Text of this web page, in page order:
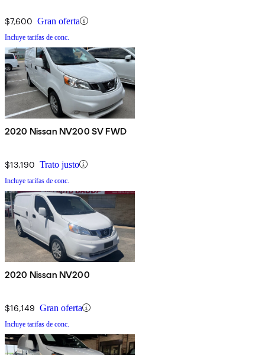
$7,600 Gran oferta
Incluye tarifas de conc.
2020 Nissan NV200 SV FWD
$13,190 Trato justo
Incluye tarifas de conc.
2020 Nissan NV200
$16,149 Gran oferta
Incluye tarifas de conc.